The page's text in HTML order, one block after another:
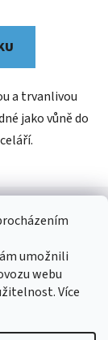
umožnili
webu
Více
a trvanlivou
jako vůně do